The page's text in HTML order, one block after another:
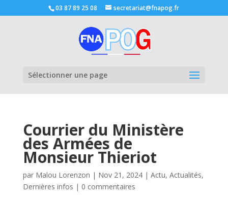
03 87 89 25 08 secretariat@fnapog.fr
Sélectionner une page
Courrier du Ministère
des Armées de
Monsieur Thieriot
par Malou Lorenzon | Nov 21, 2024| Actu, Actualités,
Dernières infos | 0 commentaires